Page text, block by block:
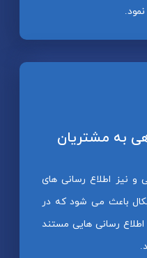
به مشتریان
و نیز اطلاع رسانی های
باعث می شود که در
اطلاع رسانی هایی مستند